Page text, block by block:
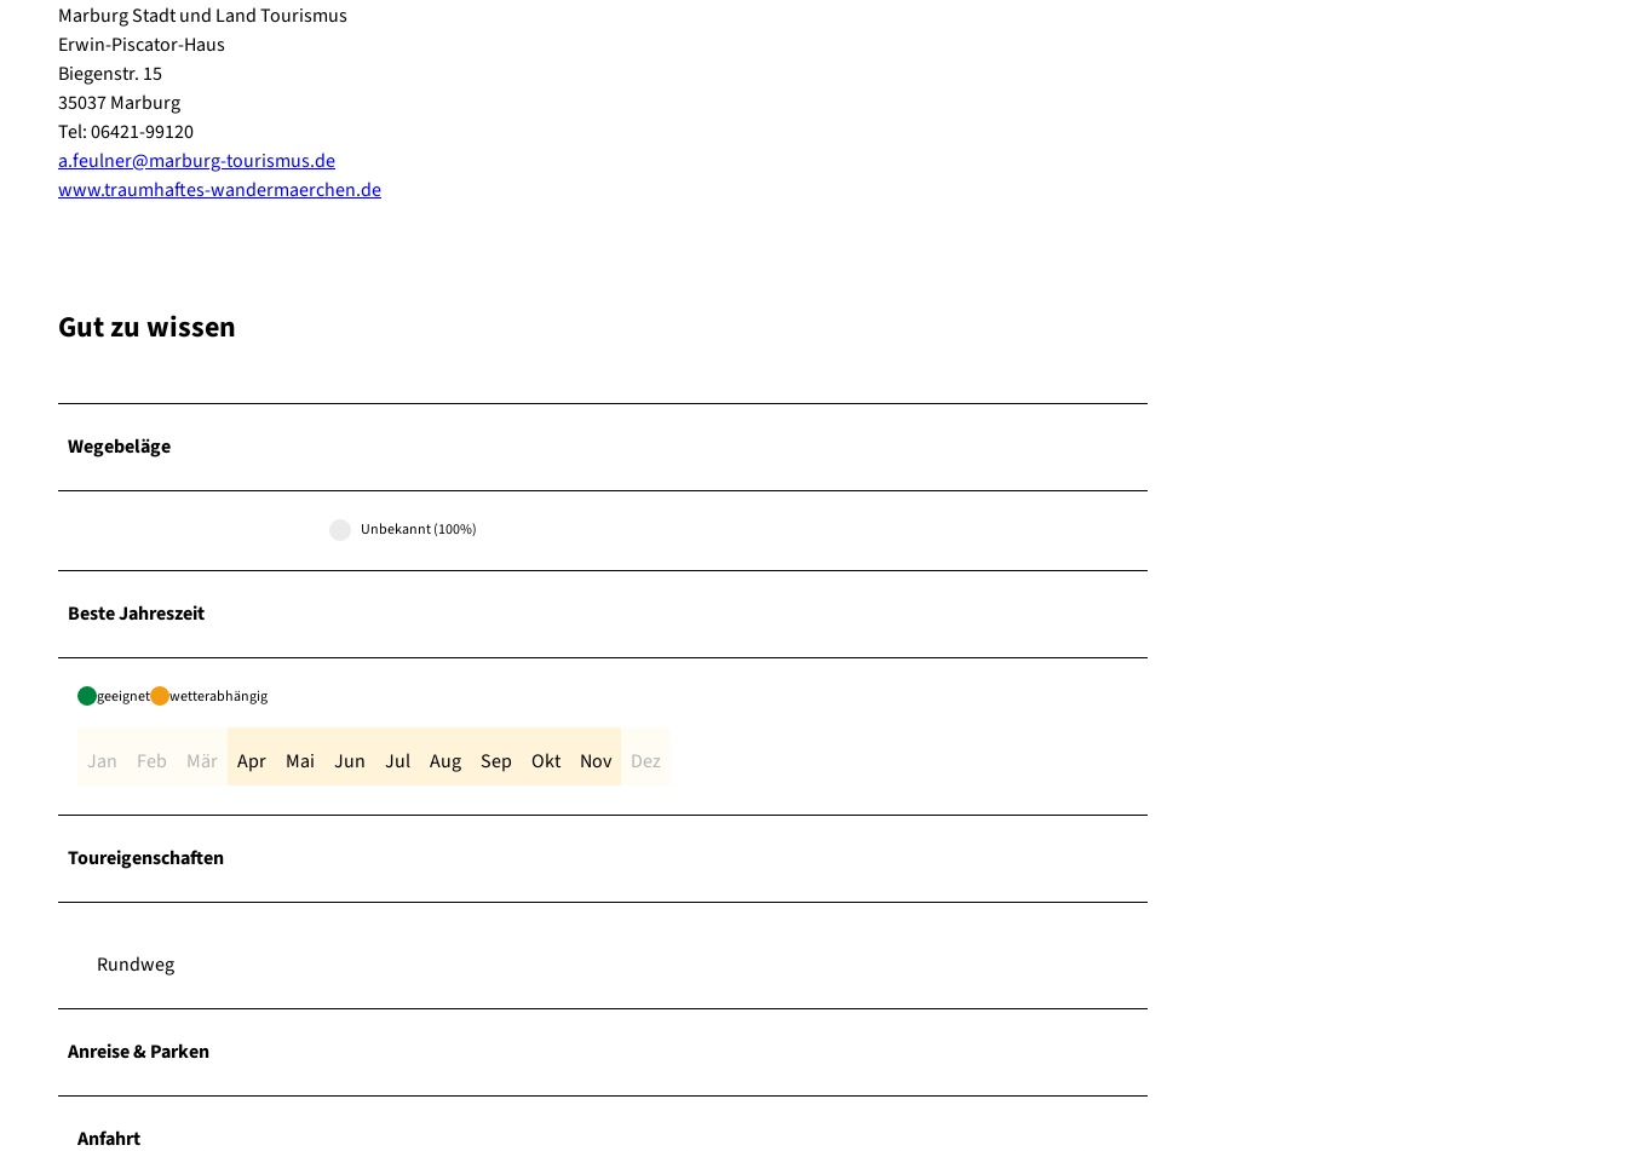
Marburg Stadt und Land Tourismus
Erwin-Piscator-Haus
Biegenstr. 15
35037 Marburg
Tel: 06421-99120
a.feulner@marburg-tourismus.de
www.traumhaftes-wandermaerchen.de
Gut zu wissen
Wegebeläge
Unbekannt (100%)
Beste Jahreszeit
geeignet wetterabhängig
Jan Feb Mär Apr Mai Jun Jul Aug Sep Okt Nov Dez
Toureigenschaften
Rundweg
Anreise & Parken
Anfahrt